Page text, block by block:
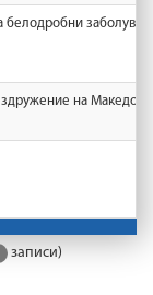
белодробни
здружение на
записи)